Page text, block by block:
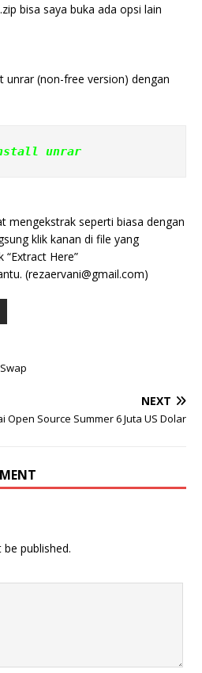
bisa saya buka ada opsi lain
unrar (non-free version) dengan
unrar
mengekstrak seperti biasa dengan
klik kanan di file yang
Here”
(rezaervani@gmail.com)
NEXT
Open Source Summer 6 Juta US Dolar
published.